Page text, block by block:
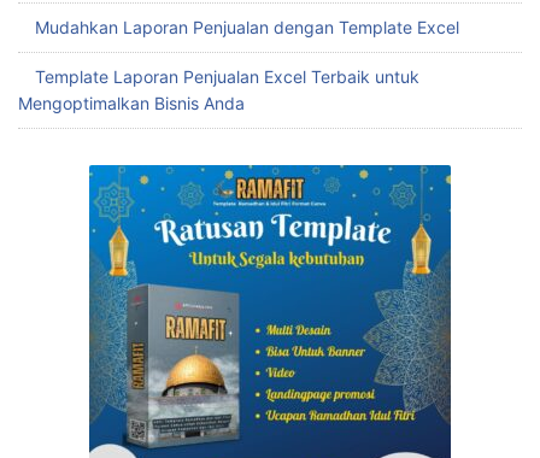
Excel
Mudah Buat Template Rekap Penjualan Excel untuk
Tingkatkan Efisiensi Bisnis
Menghemat Waktu dengan Template Nota Penjualan Excel
Menghemat Waktu dengan Template Nota Kontan Excel
Menabung Efektif dengan Template Excel
Mudahkan Laporan Penjualan dengan Template Excel
Template Laporan Penjualan Excel Terbaik untuk
Mengoptimalkan Bisnis Anda